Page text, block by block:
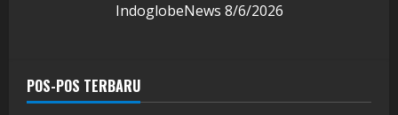
IndoglobeNews 8/6/2026
POS-POS TERBARU